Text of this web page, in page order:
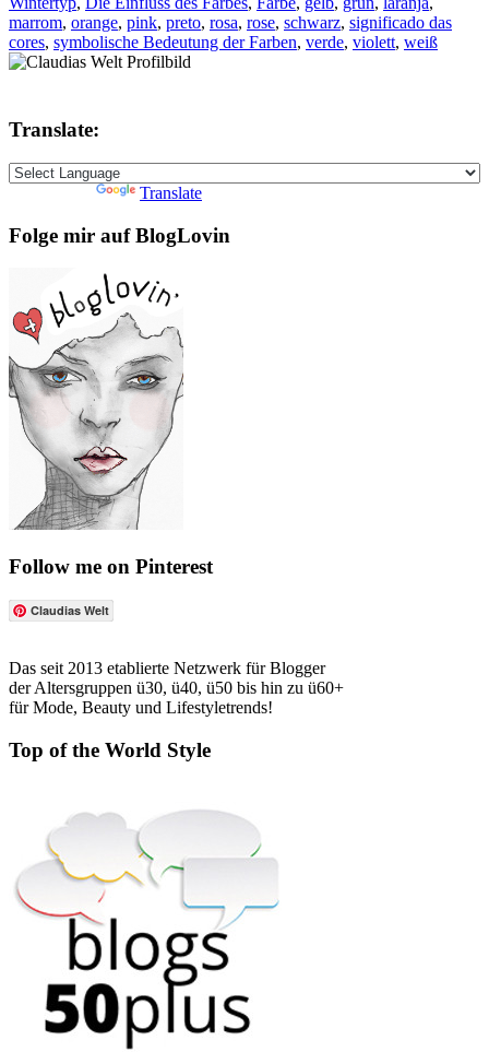
marrom, orange, pink, preto, rosa, rose, schwarz, significado das
cores, symbolische Bedeutung der Farben, verde, violett, weiß
Translate:
Translate
Folge mir auf BlogLovin
Follow me on Pinterest
Claudias Welt
Das seit 2013 etablierte Netzwerk für Blogger
der Altersgruppen ü30, ü40, ü50 bis hin zu ü60+
für Mode, Beauty und Lifestyletrends!
Top of the World Style